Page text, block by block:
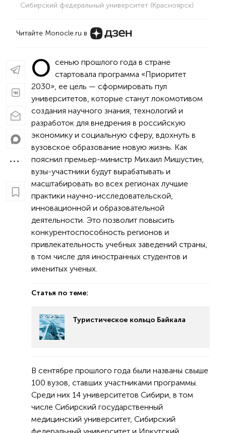
Сибирский федеральный университет (Красноярск)
Читайте Monocle.ru в
О сенью прошлого года в стране
стартовала программа «Приоритет
2030», ее цель — сформировать пул
университетов, которые станут локомотивом
создания научного знания, технологий и
разработок для внедрения в российскую
экономику и социальную сферу, вдохнуть в
вузовское образование новую жизнь. Как
пояснил премьер-министр Михаил Мишустин,
вузы-участники будут вырабатывать и
масштабировать во всех регионах лучшие
практики научно-исследовательской,
инновационной и образовательной
деятельности. Это позволит повысить
конкурентоспособность регионов и
привлекательность учебных заведений страны,
в том числе для иностранных студентов и
именитых ученых.
Статья по теме:
Туристическое кольцо Байкала
В сентябре прошлого года были названы свыше
100 вузов, ставших участниками программы.
Среди них 14 университетов Сибири, в том
числе Сибирский государственный
медицинский университет, Сибирский
федеральный университет и Иркутский